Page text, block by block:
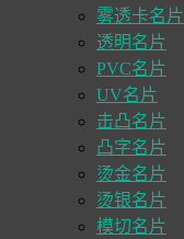
雾透卡名片
透明名片
PVC名片
UV名片
击凸名片
凸字名片
烫金名片
烫银名片
模切名片